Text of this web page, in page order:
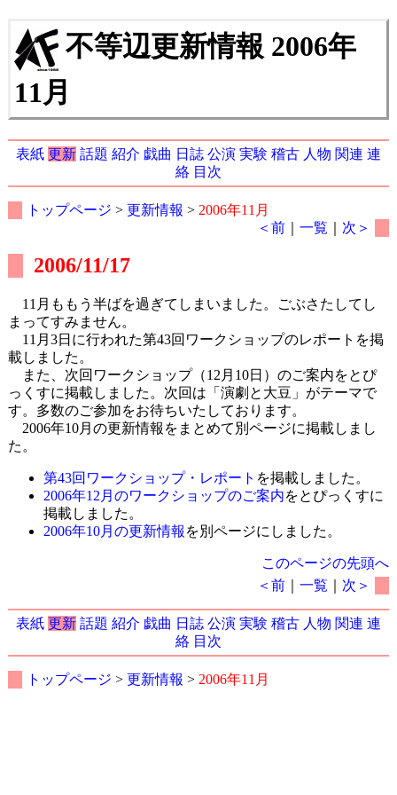
不等辺更新情報 2006年
11月
表紙 更新 話題 紹介 戯曲 日誌 公演 実験 稽古 人物 関連 連
絡 目次
トップページ > 更新情報 > 2006年11月
＜前 ｜一覧 次＞
2006/11/17
11月ももう半ばを過ぎてしまいました。ごぶさたしてし
まってすみません。
11月3日に行われた第43回ワークショップのレポートを掲
載しました。
また、次回ワークショップ（12月10日）のご案内をとぴ
っくすに掲載しました。次回は「演劇と大豆」がテーマで
す。多数のご参加をお待ちいたしております。
2006年10月の更新情報をまとめて別ページに掲載しまし
た。
第43回ワークショップ・レポート を掲載しました。
2006年12月のワークショップのご案内をとぴっくすに
掲載しました。
2006年10月の更新情報 を別ページにしました。
このページの先頭へ
＜前 ｜一覧 次＞
表紙 更新 話題 紹介 戯曲 日誌 公演 実験 稽古 人物 関連 連
絡 目次
トップページ > 更新情報 > 2006年11月